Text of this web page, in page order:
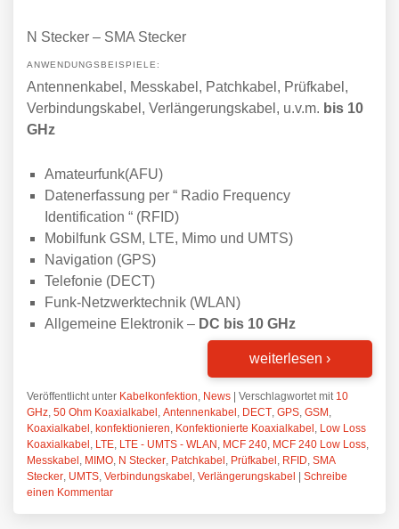
N Stecker – SMA Stecker
ANWENDUNGSBEISPIELE:
Antennenkabel, Messkabel, Patchkabel, Prüfkabel,
Verbindungskabel, Verlängerungskabel, u.v.m. bis 10
GHz
Amateurfunk(AFU)
Datenerfassung per “ Radio Frequency
Identification “ (RFID)
Mobilfunk GSM, LTE, Mimo und UMTS)
Navigation (GPS)
Telefonie (DECT)
Funk-Netzwerktechnik (WLAN)
Allgemeine Elektronik – DC bis 10 GHz
weiterlesen ›
Veröffentlicht unter Kabelkonfektion News | Verschlagwortet mit 10
GHz 50 Ohm Koaxialkabel Antennenkabel DECT GPS GSM
Koaxialkabel konfektionieren Konfektionierte Koaxialkabel Low Loss
Koaxialkabel LTE LTE - UMTS - WLAN MCF 240 MCF 240 Low Loss
Messkabel MIMO N Stecker Patchkabel Prüfkabel RFID SMA
Stecker UMTS Verbindungskabel Verlängerungskabel | Schreibe
einen Kommentar